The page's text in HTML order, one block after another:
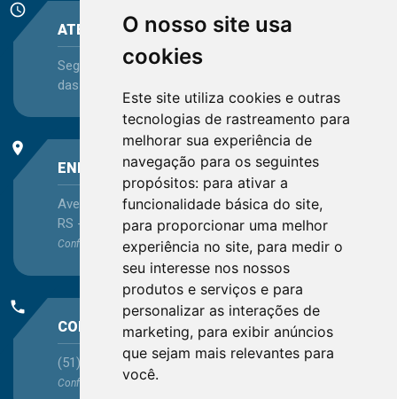
O nosso site usa
cookies
Este site utiliza cookies e outras
tecnologias de rastreamento para
melhorar sua experiência de
navegação para os seguintes
propósitos: para ativar a
funcionalidade básica do site,
para proporcionar uma melhor
experiência no site, para medir o
seu interesse nos nossos
produtos e serviços e para
personalizar as interações de
marketing, para exibir anúncios
que sejam mais relevantes para
você.
schedule
ATENDIMENTO
Segunda-feira a Sexta-feira - das 08:30 às 12:15 e
das 13:30 às 16:45
place
ENDEREÇO
Avenida Itaqui, 45, Bairro Petrópolis, Porto Alegre -
RS - CEP 90460-140
Confira as demaislocalizações no Estado
phone
CONTATO
(51) 3330-5659
Confira os e-mailsaqui